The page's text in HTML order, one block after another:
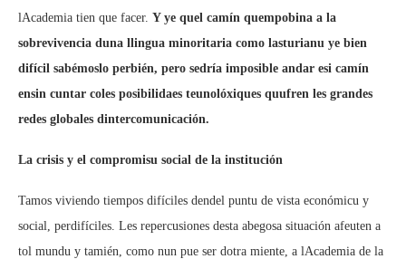
lAcademia tien que facer. Y ye quel camín quempobina a la
sobrevivencia duna llingua minoritaria como lasturianu ye bien
difícil sabémoslo perbién, pero sedría imposible andar esi camín
ensin cuntar coles posibilidaes teunolóxiques quufren les grandes
redes globales dintercomunicación.
La crisis y el compromisu social de la institución
Tamos viviendo tiempos difíciles dendel puntu de vista económicu y
social, perdifíciles. Les repercusiones desta abegosa situación afeuten a
tol mundu y tamién, como nun pue ser dotra miente, a lAcademia de la